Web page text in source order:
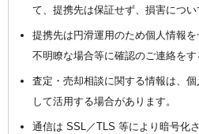
て、提携先は保証せず、損害につい
提携先は円滑運用のため個人情報
不明瞭な場合等に確認のご連絡をす
査定・売却相談に関する情報は、
して活用する場合があります。
通信は SSL／TLS 等により暗号化